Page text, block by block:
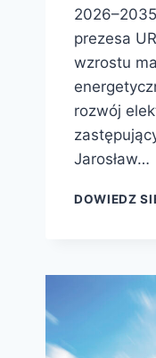
prezesa
wzrostu
rozwój
Jarosław…
DOWIEDZ